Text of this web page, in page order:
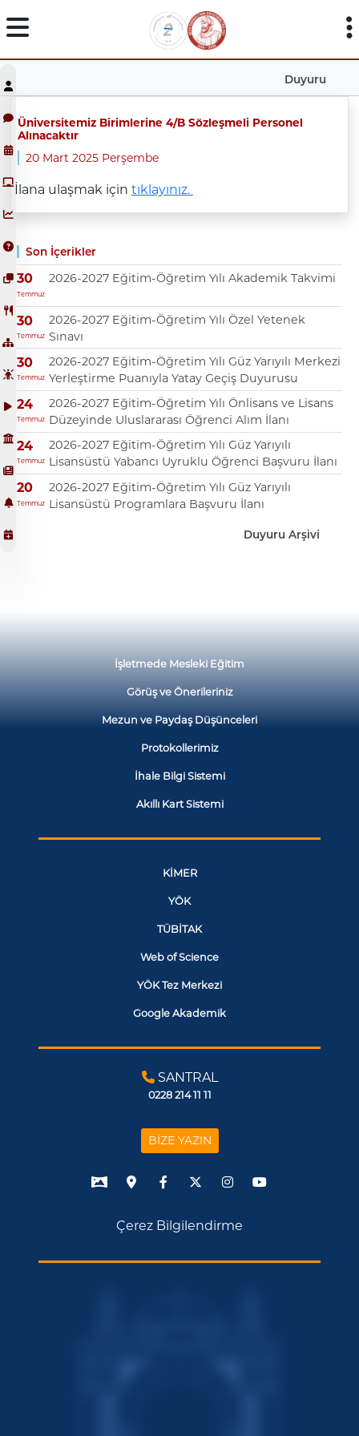
Duyuru
Son İçerikler
30
Temmuz
2026-2027 Eğitim-Öğretim Yılı Akademik Takvimi
30
Temmuz
2026-2027 Eğitim-Öğretim Yılı Özel Yetenek
Sınavı
30
Temmuz
2026-2027 Eğitim-Öğretim Yılı Güz Yarıyılı Merkezi
Yerleştirme Puanıyla Yatay Geçiş Duyurusu
24
Temmuz
2026-2027 Eğitim-Öğretim Yılı Önlisans ve Lisans
Düzeyinde Uluslararası Öğrenci Alım İlanı
24
Temmuz
2026-2027 Eğitim-Öğretim Yılı Güz Yarıyılı
Lisansüstü Yabancı Uyruklu Öğrenci Başvuru İlanı
20
Temmuz
2026-2027 Eğitim-Öğretim Yılı Güz Yarıyılı
Lisansüstü Programlara Başvuru İlanı
Duyuru Arşivi
Üniversitemiz Birimlerine 4/B Sözleşmeli Personel
Alınacaktır
20 Mart 2025 Perşembe
İlana ulaşmak için tıklayınız.
İşletmede Mesleki Eğitim
Görüş ve Önerileriniz
Mezun ve Paydaş Düşünceleri
Protokollerimiz
İhale Bilgi Sistemi
Akıllı Kart Sistemi
KİMER
YÖK
TÜBİTAK
Web of Science
YÖK Tez Merkezi
Google Akademik
SANTRAL
0228 214 11 11
BİZE YAZIN
Çerez Bilgilendirme